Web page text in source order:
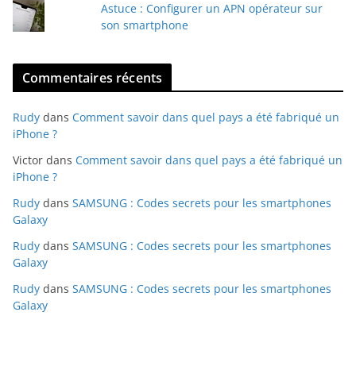
Astuce : Configurer un APN opérateur sur
son smartphone
Commentaires récents
Rudy dans Comment savoir dans quel pays a été fabriqué un
iPhone ?
Victor dans Comment savoir dans quel pays a été fabriqué un
iPhone ?
Rudy dans SAMSUNG : Codes secrets pour les smartphones
Galaxy
Rudy dans SAMSUNG : Codes secrets pour les smartphones
Galaxy
Rudy dans SAMSUNG : Codes secrets pour les smartphones
Galaxy